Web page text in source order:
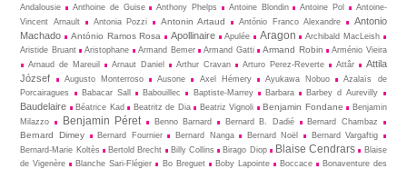
Andalousie
Anthoine de Guise Anthony Phelps Antoine Blondin Antoine Pol
Antoine-
Vincent Arnault
Antonia Pozzi Antonin Artaud António Franco Alexandre
Antonio
Machado
António Ramos Rosa Apollinaire Apulée Aragon
Archibald MacLeish
Aristide Bruant
Aristophane Armand Bemer Armand Gatti Armand Robin
Arménio Vieira
Arnaud de Mareuil
Arnaut Daniel Arthur Cravan Arturo Perez-Reverte Attâr
Attila
József
Augusto Monterroso Ausone Axel Hémery Ayukawa Nobuo
Azalaïs de
Porcairagues
Babacar Sall Babouillec Baptiste-Marrey Barbara Barbey d Aurevilly
Baudelaire Béatrice Kad Beatritz de Dia Beatriz Vignoli Benjamin Fondane
Benjamin
Milazzo
Benjamin Péret Benno Barnard Bernard B. Dadié Bernard Chambaz
Bernard Dimey Bernard Fournier Bernard Nanga Bernard Noël
Bernard Vargaftig
Bernard-Marie Koltès
Bertold Brecht Billy Collins Birago Diop Blaise Cendrars
Blaise
de Vigenère
Blanche Sari-Flégier Bo Breguet Boby Lapointe Boccace
Bonaventure des